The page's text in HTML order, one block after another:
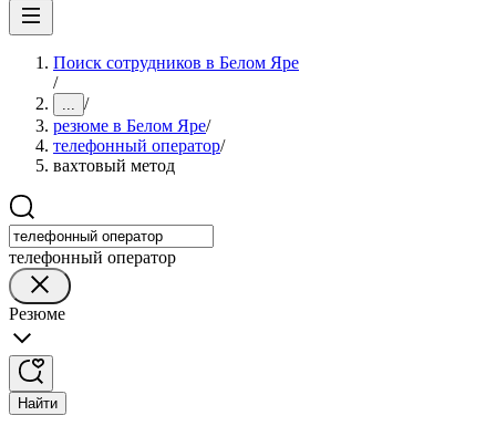
Поиск сотрудников в Белом Яре
/
... /
резюме в Белом Яре/
телефонный оператор/
вахтовый метод
телефонный оператор
Резюме
Найти